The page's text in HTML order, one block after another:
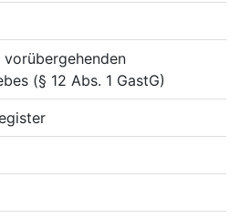
(§ 12 Abs. 1 GastG)